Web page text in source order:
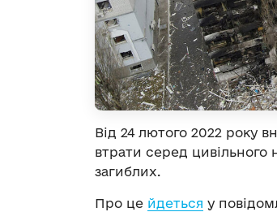
Від 24 лютого 2022 року
втрати серед цивільного
загиблих.
Про це йдеться у